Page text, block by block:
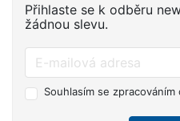
Přihlaste se k odběru
žádnou slevu.
Souhlasím se